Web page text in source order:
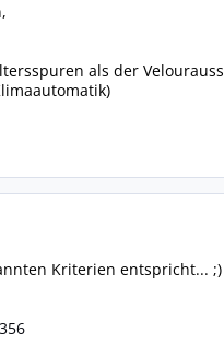
als der
Kriterien entspricht...